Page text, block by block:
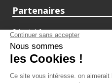
Partenaires
fiducial.fr
lyoncapitale.fr
olympique-et-lyonnais.com
L'application Iphone /